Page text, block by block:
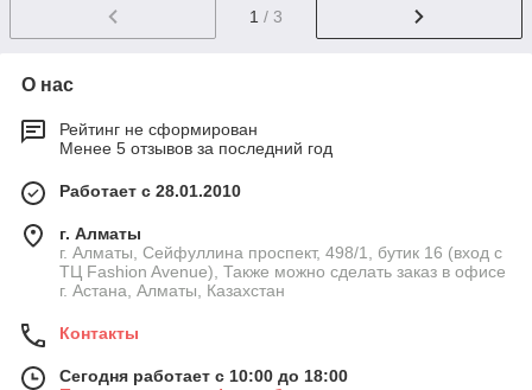
1 / 3
О нас
Рейтинг не сформирован
Менее 5 отзывов за последний год
Работает с 28.01.2010
г. Алматы
г. Алматы, Сейфуллина проспект, 498/1, бутик 16 (вход с
ТЦ Fashion Avenue), Также можно сделать заказ в офисе
г. Астана, Алматы, Казахстан
Контакты
Сегодня работает с 10:00 до 18:00